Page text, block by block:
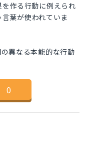
作る行動に例えられ
葉が使われていま
異なる本能的な行動
0